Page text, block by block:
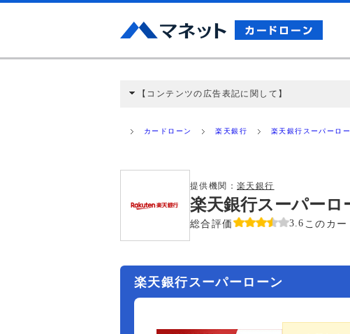
【コンテンツの広告表記に関して】
ミ収集などに基づき、公平性を担保した情報提供を
カードローン 楽天銀行 楽天銀行スーパーロ
提供機関： 楽天銀行
楽天銀行スーパーロ
総合評価 3.6 このカ
楽天銀行スーパーローン